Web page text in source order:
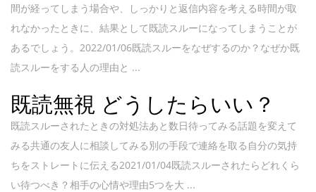
間が経ってしまう場合や、しっかりと返信内容を考える時間が取
れなかったときに、結果として既読スルーになってしまうことが
あるでしょう。2022/01/06既読スルーをなぜするのか？なぜか既
読スルーをする人の理由と ...
既読無視 どうしたらいい？
既読スルーされたときの対処法あと数日待ってみる話題を変えて
みる共通の友人に相談してみる別の手段で連絡を取る自分の気持
ちをストレートに伝える2021/01/04既読スルーされたらどれくら
い待つべき？相手の心情や理由5つを大 ...